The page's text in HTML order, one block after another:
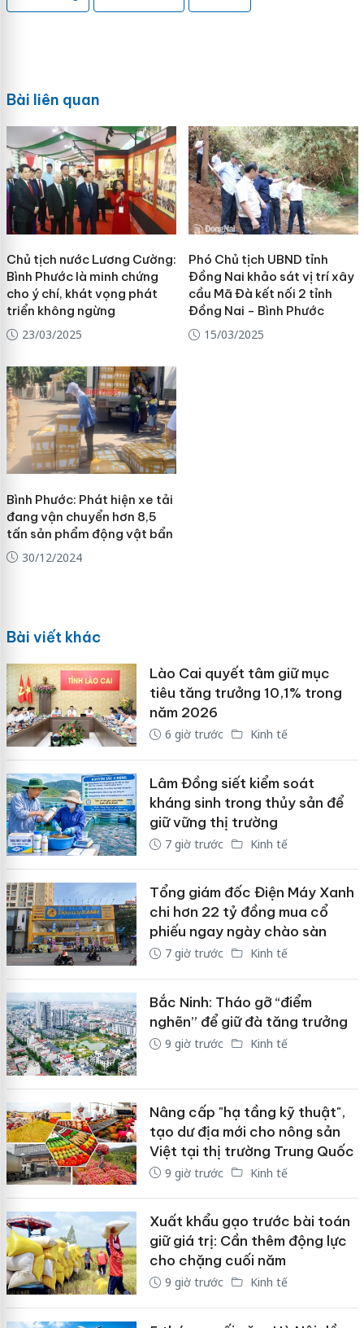
Bài liên quan
Chủ tịch nước Lương Cường:
Bình Phước là minh chứng
cho ý chí, khát vọng phát
triển không ngừng
23/03/2025
Phó Chủ tịch UBND tỉnh
Đồng Nai khảo sát vị trí xây
cầu Mã Đà kết nối 2 tỉnh
Đồng Nai - Bình Phước
15/03/2025
Bình Phước: Phát hiện xe tải
đang vận chuyển hơn 8,5
tấn sản phẩm động vật bẩn
30/12/2024
Bài viết khác
Lào Cai quyết tâm giữ mục
tiêu tăng trưởng 10,1% trong
năm 2026
6 giờ trước Kinh tế
Lâm Đồng siết kiểm soát
kháng sinh trong thủy sản để
giữ vững thị trường
7 giờ trước Kinh tế
Tổng giám đốc Điện Máy Xanh
chi hơn 22 tỷ đồng mua cổ
phiếu ngay ngày chào sàn
7 giờ trước Kinh tế
Bắc Ninh: Tháo gỡ “điểm
nghẽn” để giữ đà tăng trưởng
9 giờ trước Kinh tế
Nâng cấp "hạ tầng kỹ thuật",
tạo dư địa mới cho nông sản
Việt tại thị trường Trung Quốc
9 giờ trước Kinh tế
Xuất khẩu gạo trước bài toán
giữ giá trị: Cần thêm động lực
cho chặng cuối năm
9 giờ trước Kinh tế